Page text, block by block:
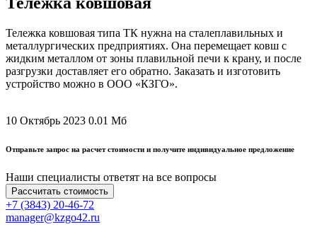
Тележка ковшовая типа ТК нужна на сталеплавильных и
металлургических предприятиях. Она перемещает ковш с
жидким металлом от зоны плавильной печи к крану, и после
разгрузки доставляет его обратно. Заказать и изготовить
устройство можно в ООО «КЗГО».
10 Октябрь 2023 0.01 Мб
Отправьте запрос на расчет стоимости и получите индивидуальное предложение
Наши специалисты ответят на все вопросы
Рассчитать стоимость
+7 (3843) 20-46-72
manager@kzgo42.ru